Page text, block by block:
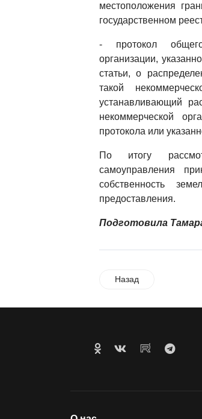
местоположения
государственном
- протокол
организации,
статьи, о
такой
устанавливающий
некоммерческой
протокола или
По итогу
самоуправления
собственность
предоставления.
Подготовила
Назад